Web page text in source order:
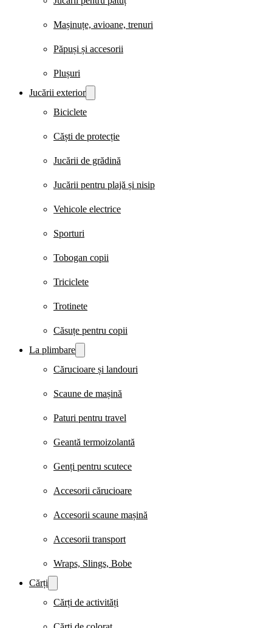
Mașinuțe, avioane, trenuri
Păpuși și accesorii
Plușuri
Jucării exterior
Biciclete
Căști de protecție
Jucării de grădină
Jucării pentru plajă și nisip
Vehicole electrice
Sporturi
Tobogan copii
Triciclete
Trotinete
Căsuțe pentru copii
La plimbare
Cărucioare și landouri
Scaune de mașină
Paturi pentru travel
Geantă termoizolantă
Genți pentru scutece
Accesorii cărucioare
Accesorii scaune mașină
Accesorii transport
Wraps, Slings, Bobe
Cărți
Cărți de activități